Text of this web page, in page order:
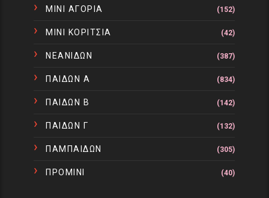
ΜΙΝΙ ΑΓΟΡΙΑ (152)
ΜΙΝΙ ΚΟΡΙΤΣΙΑ (42)
ΝΕΑΝΙΔΩΝ (387)
ΠΑΙΔΩΝ Α (834)
ΠΑΙΔΩΝ Β (142)
ΠΑΙΔΩΝ Γ (132)
ΠΑΜΠΑΙΔΩΝ (305)
ΠΡΟΜΙΝΙ (40)